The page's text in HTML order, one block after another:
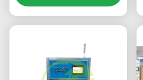
compressor